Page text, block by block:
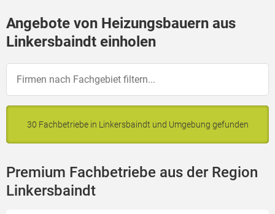
Angebote von Heizungsbauern aus
Linkersbaindt einholen
30 Fachbetriebe in Linkersbaindt und Umgebung gefunden
Premium Fachbetriebe aus der Region
Linkersbaindt